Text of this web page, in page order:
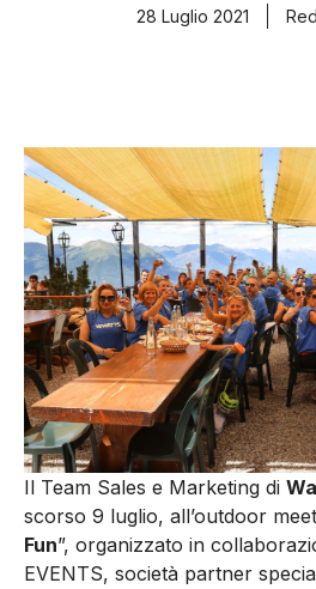
28 Luglio 2021
Il Team Sales e Marketing di
scorso 9 luglio, all’outdoor
Fun”, organizzato in
EVENTS, società partner